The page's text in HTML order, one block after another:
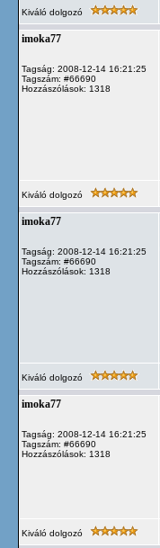
Kiváló dolgozó
imoka77
Tagság: 2008-12-14 16:21:25
Tagszám: #66690
Hozzászólások: 1318
Kiváló dolgozó
imoka77
Tagság: 2008-12-14 16:21:25
Tagszám: #66690
Hozzászólások: 1318
Kiváló dolgozó
imoka77
Tagság: 2008-12-14 16:21:25
Tagszám: #66690
Hozzászólások: 1318
Kiváló dolgozó